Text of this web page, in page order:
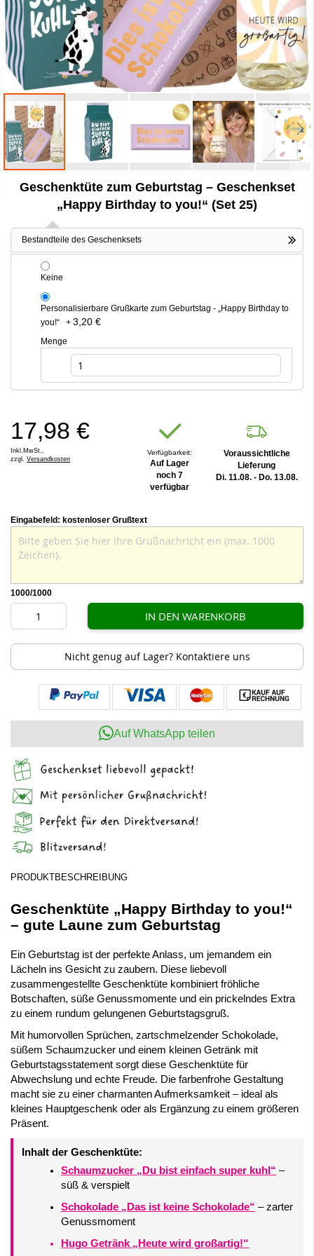
AnfangGeschenktüte zum Geburtstag – Geschenkset
„Happy Birthday to you!“ (Set 25)
Bestandteile des Geschenksets
Keine
Personalisierbare Grußkarte zum Geburtstag - „Happy Birthday to
you!“
+ 3,20 €
Menge
17,98 €
Inkl.MwSt.,
zzgl. Versandkosten
Verfügbarkeit:
Auf Lager
noch 7
verfügbar
Voraussichtliche
Lieferung
Di. 11.08. - Do. 13.08.
Eingabefeld: kostenloser Grußtext
1000/1000
IN DEN WARENKORB
Nicht genug auf Lager? Kontaktiere uns
Auf WhatsApp teilen
PRODUKTBESCHREIBUNG
Geschenktüte „Happy Birthday to you!“
– gute Laune zum Geburtstag
Ein Geburtstag ist der perfekte Anlass, um jemandem ein
Lächeln ins Gesicht zu zaubern. Diese liebevoll
zusammengestellte Geschenktüte kombiniert fröhliche
Botschaften, süße Genussmomente und ein prickelndes Extra
zu einem rundum gelungenen Geburtstagsgruß.
Mit humorvollen Sprüchen, zartschmelzender Schokolade,
süßem Schaumzucker und einem kleinen Getränk mit
Geburtstagsstatement sorgt diese Geschenktüte für
Abwechslung und echte Freude. Die farbenfrohe Gestaltung
macht sie zu einer charmanten Aufmerksamkeit – ideal als
kleines Hauptgeschenk oder als Ergänzung zu einem größeren
Präsent.
Inhalt der Geschenktüte:
Schaumzucker „Du bist einfach super kuhl“ –
süß & verspielt
Schokolade „Das ist keine Schokolade“ – zarter
Genussmoment
Hugo Getränk „Heute wird großartig!“